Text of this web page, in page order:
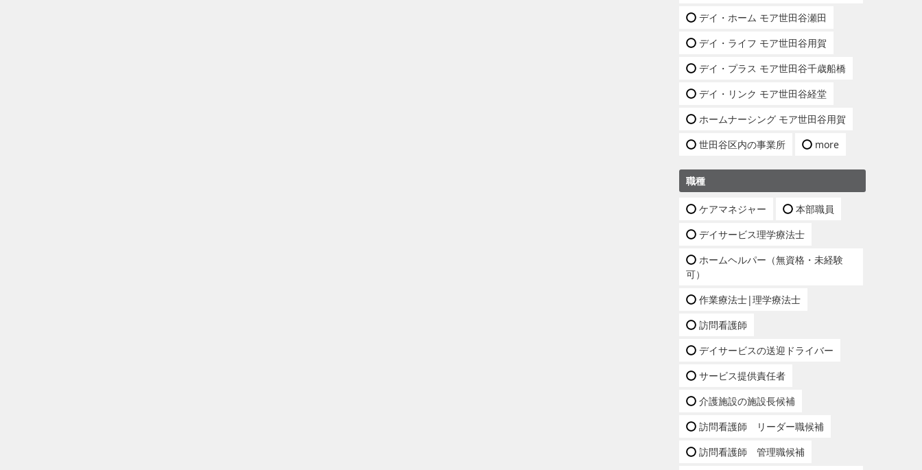
デイ・ホーム モア世田谷瀬田
デイ・ライフ モア世田谷用賀
デイ・プラス モア世田谷千歳船橋
デイ・リンク モア世田谷経堂
ホームナーシング モア世田谷用賀
世田谷区内の事業所
more
職種
ケアマネジャー
本部職員
デイサービス理学療法士
ホームヘルパー（無資格・未経験
可）
作業療法士|理学療法士
訪問看護師
デイサービスの送迎ドライバー
サービス提供責任者
介護施設の施設長候補
訪問看護師 リーダー職候補
訪問看護師 管理職候補